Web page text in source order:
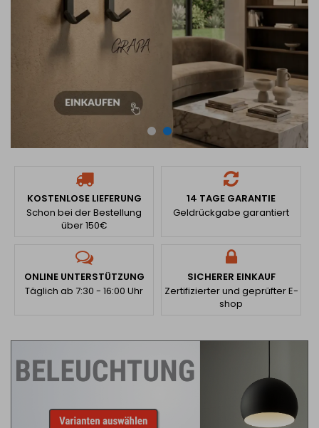
KOSTENLOSE LIEFERUNG
Schon bei der Bestellung
über 150€
14 TAGE GARANTIE
Geldrückgabe garantiert
ONLINE UNTERSTÜTZUNG
Täglich ab 7:30 - 16:00 Uhr
SICHERER EINKAUF
Zertifizierter und geprüfter E-
shop